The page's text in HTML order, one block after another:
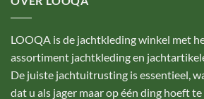
LOOQA is de jachtkleding winkel met
assortiment jachtkleding en
De juiste jachtuitrusting is essentieel,
dat u als jager maar op één ding hoeft